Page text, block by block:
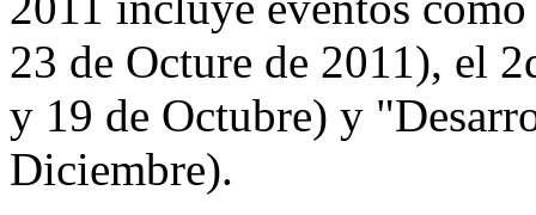
23 de Octure de 2011), el
y 19 de Octubre) y
Diciembre).